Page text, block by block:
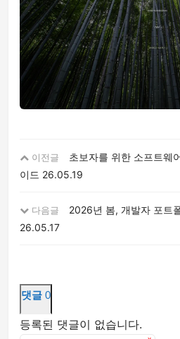
이전글
초보자를 위한 소프트웨
이드 26.05.19
다음글
2026년 봄, 개발자 포트
26.05.17
댓글 0
등록된 댓글이 없습니다.